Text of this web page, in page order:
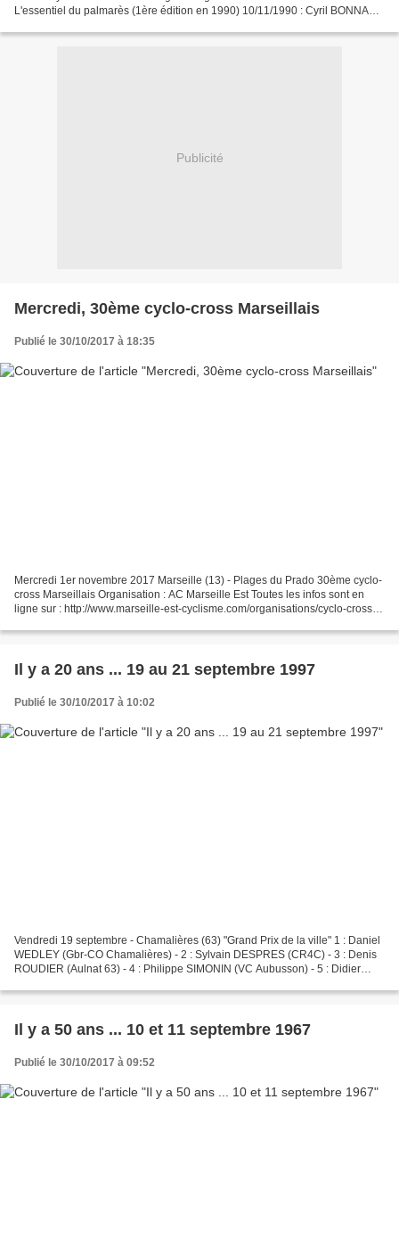
L'essentiel du palmarès (1ère édition en 1990) 10/11/1990 : Cyril BONNAND
Publicité
Mercredi, 30ème cyclo-cross Marseillais
Publié le 30/10/2017 à 18:35
Mercredi 1er novembre 2017 Marseille (13) - Plages du Prado 30ème cyclo-
cross Marseillais Organisation : AC Marseille Est Toutes les infos sont en
ligne sur : http://www.marseille-est-cyclisme.com/organisations/cyclo-cross-
Il y a 20 ans ... 19 au 21 septembre 1997
Publié le 30/10/2017 à 10:02
Vendredi 19 septembre - Chamalières (63) "Grand Prix de la ville" 1 : Daniel
WEDLEY (Gbr-CO Chamalières) - 2 : Sylvain DESPRES (CR4C) - 3 : Denis
ROUDIER (Aulnat 63) - 4 : Philippe SIMONIN (VC Aubusson) - 5 : Didier
Il y a 50 ans ... 10 et 11 septembre 1967
Publié le 30/10/2017 à 09:52